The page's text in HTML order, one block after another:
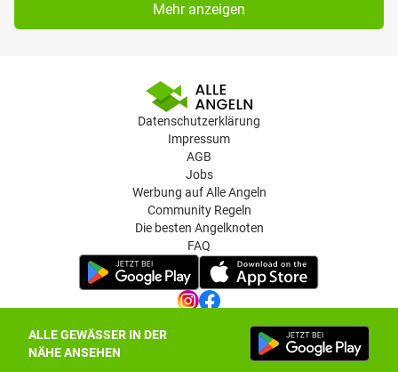
ALLE GEWÄSSER IN DER
NÄHE ANSEHEN
Mehr anzeigen
Datenschutzerklärung
Impressum
AGB
Jobs
Werbung auf Alle Angeln
Community Regeln
Die besten Angelknoten
FAQ
Datenschutz-Einstellungen